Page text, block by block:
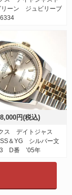
ーン ジュビリーブ
円(税込)
ス デイトジャス
＆YG シルバー文
D番 ’05年